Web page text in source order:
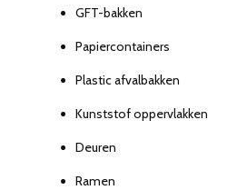
GFT-bakken
Papiercontainers
Plastic afvalbakken
Kunststof oppervlakken
Deuren
Ramen